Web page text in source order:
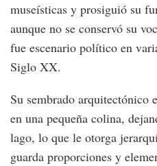
museísticas y prosiguió su
aunque no se conservó su
fue escenario político en
Siglo XX.
Su sembrado arquitectónico
en una pequeña colina,
lago, lo que le otorga
guarda proporciones y